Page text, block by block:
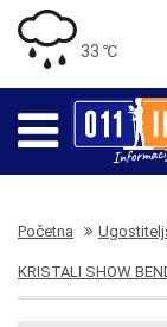
33 ℃
Početna
KRISTALI SHOW